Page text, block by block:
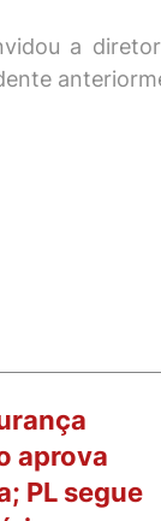
a
aprova
PL segue